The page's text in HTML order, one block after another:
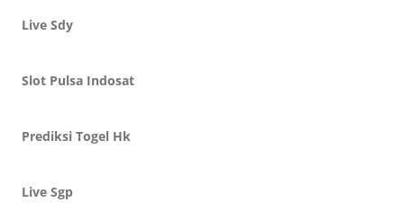
Live Sdy
Slot Pulsa Indosat
Prediksi Togel Hk
Live Sgp